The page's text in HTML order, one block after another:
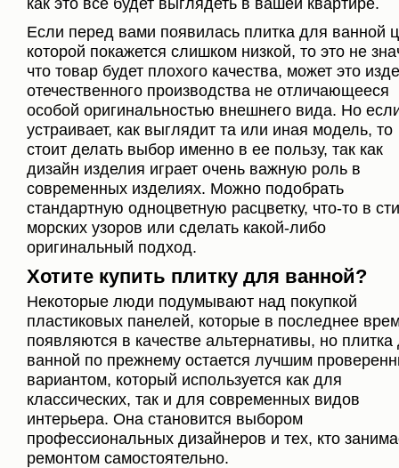
Если перед вами появилась плитка для ванной
которой покажется слишком низкой, то это не
что товар будет плохого качества, может это
отечественного производства не отличающееся
особой оригинальностью внешнего вида. Но
устраивает, как выглядит та или иная модель, то
стоит делать выбор именно в ее пользу, так как
дизайн изделия играет очень важную роль в
современных изделиях. Можно подобрать
стандартную одноцветную расцветку, что-то в
морских узоров или сделать какой-либо
оригинальный подход.
Хотите купить плитку для ванной?
Некоторые люди подумывают над покупкой
пластиковых панелей, которые в последнее
появляются в качестве альтернативы, но плитка
ванной по прежнему остается лучшим
вариантом, который используется как для
классических, так и для современных видов
интерьера. Она становится выбором
профессиональных дизайнеров и тех, кто
ремонтом самостоятельно.